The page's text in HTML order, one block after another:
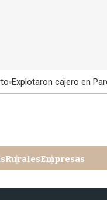
Explotaron cajero en
RuralesEmpresas